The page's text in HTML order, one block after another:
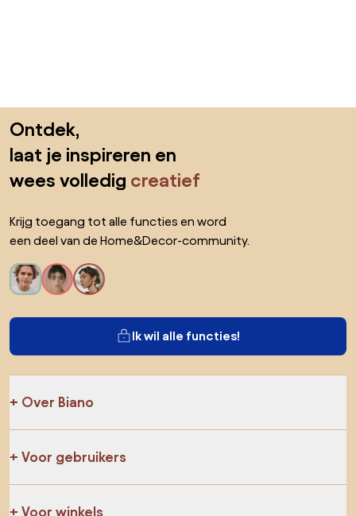
Ontdek,
laat je inspireren en
wees volledig creatief
Krijg toegang tot alle functies en word
een deel van de Home&Decor-community.
Ik wil alle functies!
Over Biano
Voor gebruikers
Voor winkels